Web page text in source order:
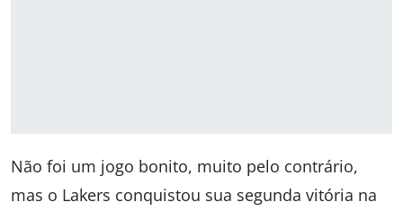
Não foi um jogo bonito, muito pelo contrário,
mas o Lakers conquistou sua segunda vitória na